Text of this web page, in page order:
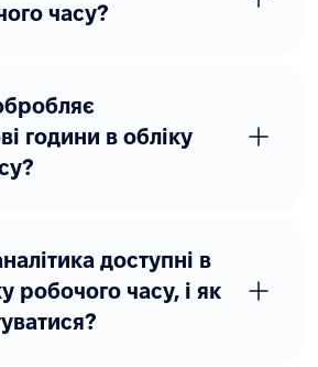
часу?
години в обліку
доступні в
робочого часу, і як